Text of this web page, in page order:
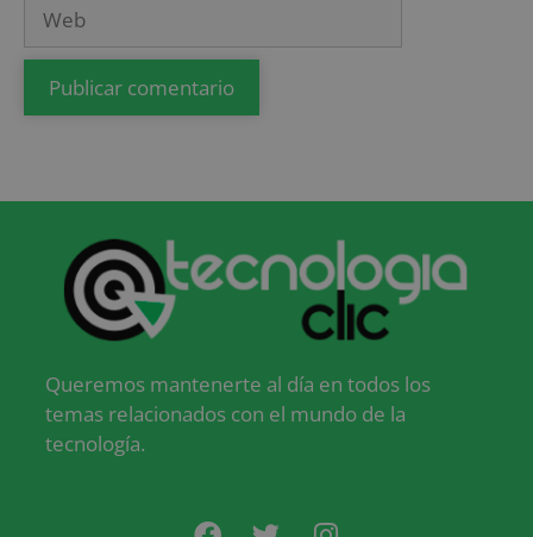
Queremos mantenerte al día en todos los
temas relacionados con el mundo de la
tecnología.